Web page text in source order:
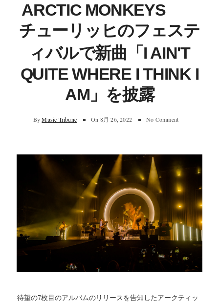
ARCTIC MONKEYS
チューリッヒのフェステ
ィバルで新曲「I AIN'T
QUITE WHERE I THINK I
AM」を披露
By Music Tribune On 8月 26, 2022 No Comment
待望の7枚目のアルバムのリリースを告知したアークティッ